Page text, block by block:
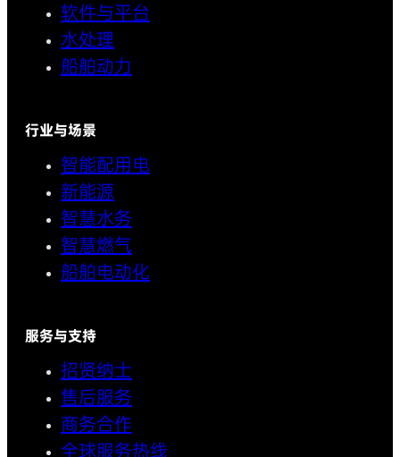
软件与平台
水处理
船舶动力
行业与场景
智能配用电
新能源
智慧水务
智慧燃气
船舶电动化
服务与支持
招贤纳士
售后服务
商务合作
全球服务热线